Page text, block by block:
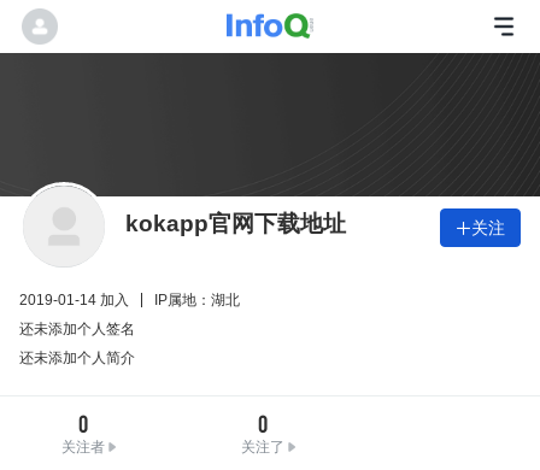
kokapp官网下载地址 关注
2019-01-14 加入
IP属地：湖北
还未添加个人签名
还未添加个人简介
0
关注者
0
关注了